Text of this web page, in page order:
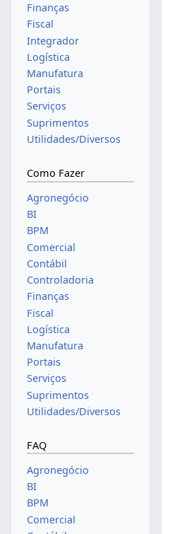
Finanças
Fiscal
Integrador
Logística
Manufatura
Portais
Serviços
Suprimentos
Utilidades/Diversos
Como Fazer
Agronegócio
BI
BPM
Comercial
Contábil
Controladoria
Finanças
Fiscal
Logística
Manufatura
Portais
Serviços
Suprimentos
Utilidades/Diversos
FAQ
Agronegócio
BI
BPM
Comercial